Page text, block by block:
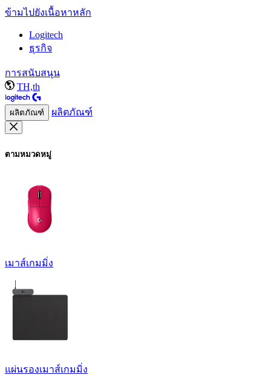
ข้ามไปยังเนื้อหาหลัก
Logitech
ธุรกิจ
การสนับสนุน
TH,th
ผลิตภัณฑ์ ผลิตภัณฑ์
ตามหมวดหมู่
เมาส์เกมมิ่ง
แผ่นรองเมาส์เกมมิ่ง